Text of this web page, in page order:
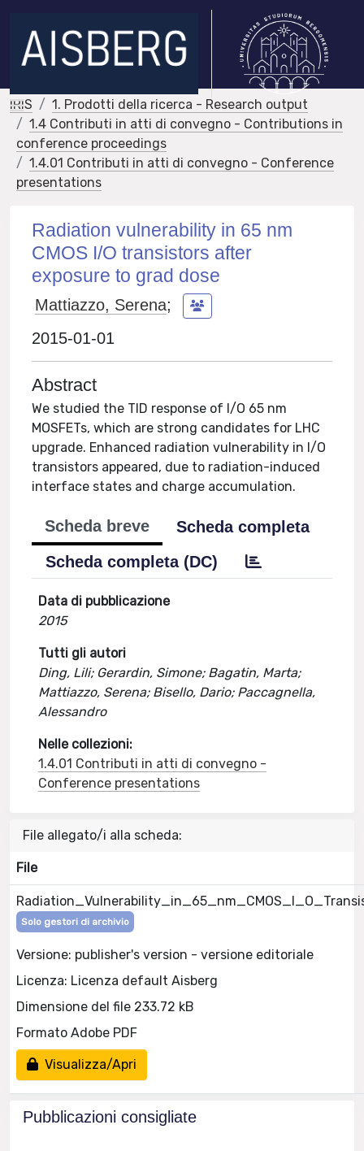
IRIS
1. Prodotti della ricerca - Research output
1.4 Contributi in atti di convegno - Contributions in
conference proceedings
1.4.01 Contributi in atti di convegno - Conference
presentations
Radiation vulnerability in 65 nm
CMOS I/O transistors after
exposure to grad dose
Mattiazzo, Serena;
2015-01-01
Abstract
We studied the TID response of I/O 65 nm
MOSFETs, which are strong candidates for LHC
upgrade. Enhanced radiation vulnerability in I/O
transistors appeared, due to radiation-induced
interface states and charge accumulation.
Scheda breve
Scheda completa
Scheda completa (DC)
Data di pubblicazione
2015
Tutti gli autori
Ding, Lili; Gerardin, Simone; Bagatin, Marta;
Mattiazzo, Serena; Bisello, Dario; Paccagnella,
Alessandro
Nelle collezioni:
1.4.01 Contributi in atti di convegno -
Conference presentations
File allegato/i alla scheda:
File
Solo gestori di archivio
Versione: publisher's version - versione editoriale
Licenza: Licenza default Aisberg
Dimensione del file 233.72 kB
Formato Adobe PDF
Visualizza/Apri
Pubblicazioni consigliate